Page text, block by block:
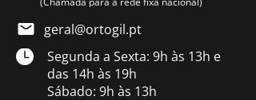
geral@ortogil.pt
Segunda a Sexta: 9h às 13h e
das 14h às 19h
Sábado: 9h às 13h